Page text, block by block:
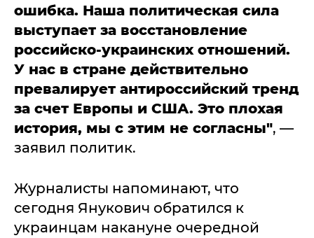
ошибка. Наша политическая сила
выступает за восстановление
российско-украинских отношений.
У нас в стране действительно
превалирует антироссийский тренд
за счет Европы и США. Это плохая
история, мы с этим не согласны", —
заявил политик.
Журналисты напоминают, что
сегодня Янукович обратился к
украинцам накануне очередной